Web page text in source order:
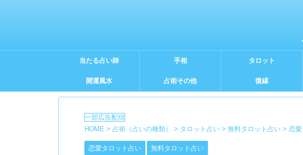
当たる占い師 手相 タロット
開運風水 占術その他 復縁
HOME > 占術（占いの種類） > タロット占い > 無料タロット占い > 恋
恋愛タロット占い 無料タロット占い